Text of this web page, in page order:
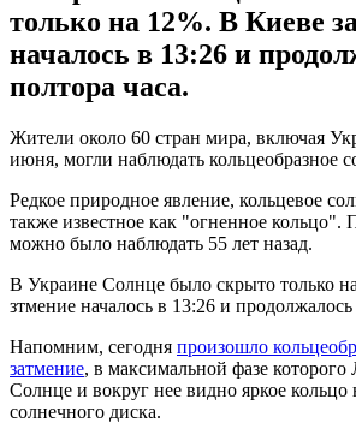
только на 12%. В Киеве
началось в 13:26 и
полтора часа.
Жители около 60 стран мира, включая
июня, могли наблюдать кольцеобразное
Редкое природное явление, кольцевое
также известное как "огненное кольцо".
можно было наблюдать 55 лет назад.
В Украине Солнце было скрыто только
зтмение началось в 13:26 и продолжалось
Напомним, сегодня произошло
затмение, в максимальной фазе которого
Солнце и вокруг нее видно яркое кольцо
солнечного диска.